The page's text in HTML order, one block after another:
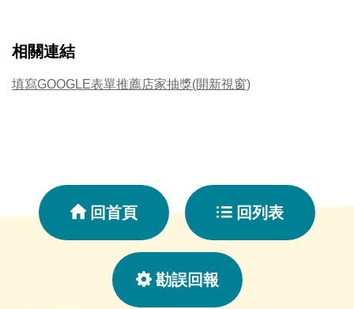
相關連結
填寫GOOGLE表單推薦店家抽獎(開新視窗)
回首頁 回列表
勘誤回報